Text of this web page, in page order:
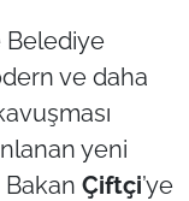
Belediye
ve daha
yeni
Çiftçi’ye